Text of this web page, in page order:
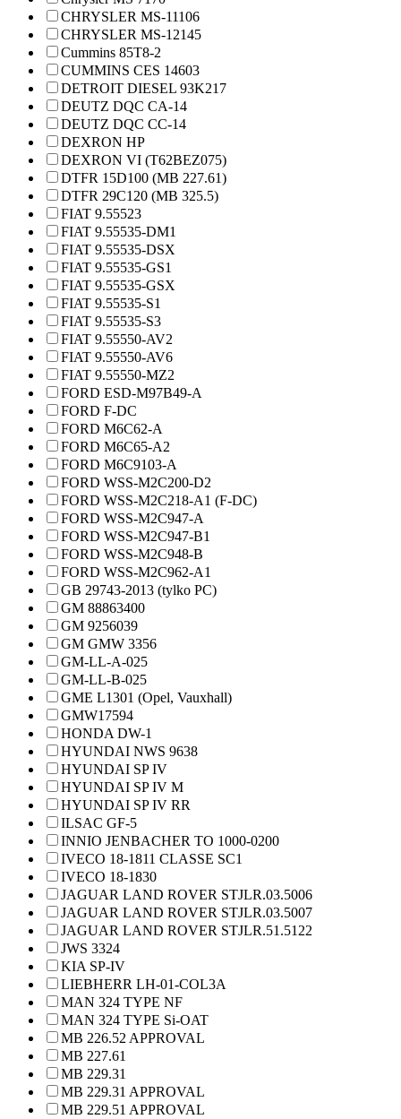
CHRYSLER MS-11106
CHRYSLER MS-12145
Cummins 85T8-2
CUMMINS CES 14603
DETROIT DIESEL 93K217
DEUTZ DQC CA-14
DEUTZ DQC CC-14
DEXRON HP
DEXRON VI (T62BEZ075)
DTFR 15D100 (MB 227.61)
DTFR 29C120 (MB 325.5)
FIAT 9.55523
FIAT 9.55535-DM1
FIAT 9.55535-DSX
FIAT 9.55535-GS1
FIAT 9.55535-GSX
FIAT 9.55535-S1
FIAT 9.55535-S3
FIAT 9.55550-AV2
FIAT 9.55550-AV6
FIAT 9.55550-MZ2
FORD ESD-M97B49-A
FORD F-DC
FORD M6C62-A
FORD M6C65-A2
FORD M6C9103-A
FORD WSS-M2C200-D2
FORD WSS-M2C218-A1 (F-DC)
FORD WSS-M2C947-A
FORD WSS-M2C947-B1
FORD WSS-M2C948-B
FORD WSS-M2C962-A1
GB 29743-2013 (tylko PC)
GM 88863400
GM 9256039
GM GMW 3356
GM-LL-A-025
GM-LL-B-025
GME L1301 (Opel, Vauxhall)
GMW17594
HONDA DW-1
HYUNDAI NWS 9638
HYUNDAI SP IV
HYUNDAI SP IV M
HYUNDAI SP IV RR
ILSAC GF-5
INNIO JENBACHER TO 1000-0200
IVECO 18-1811 CLASSE SC1
IVECO 18-1830
JAGUAR LAND ROVER STJLR.03.5006
JAGUAR LAND ROVER STJLR.03.5007
JAGUAR LAND ROVER STJLR.51.5122
JWS 3324
KIA SP-IV
LIEBHERR LH-01-COL3A
MAN 324 TYPE NF
MAN 324 TYPE Si-OAT
MB 226.52 APPROVAL
MB 227.61
MB 229.31
MB 229.31 APPROVAL
MB 229.51 APPROVAL